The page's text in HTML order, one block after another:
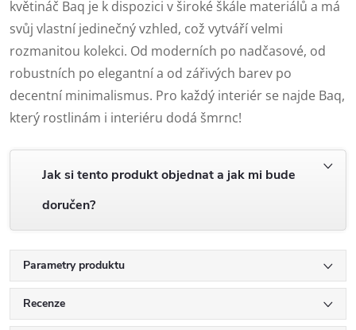
květináč Baq je k dispozici v široké škále materiálů a má
svůj vlastní jedinečný vzhled, což vytváří velmi
rozmanitou kolekci. Od moderních po nadčasové, od
robustních po elegantní a od zářivých barev po
decentní minimalismus. Pro každý interiér se najde Baq,
který rostlinám i interiéru dodá šmrnc!
Jak si tento produkt objednat a jak mi bude
doručen?
Parametry produktu
Recenze